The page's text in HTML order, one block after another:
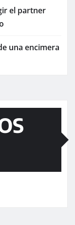
el partner
una encimera